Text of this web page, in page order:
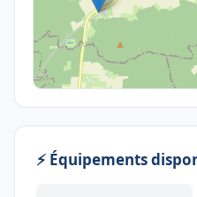
⚡ Équipements